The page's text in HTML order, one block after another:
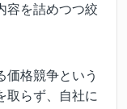
容を詰めつつ絞
価格競争という
取らず、自社に